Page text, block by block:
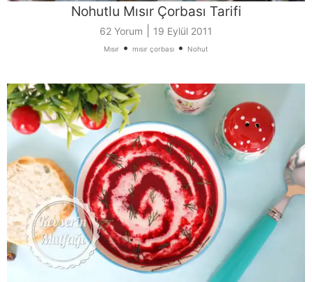
Nohutlu Mısır Çorbası Tarifi
62 Yorum 19 Eylül 2011
Mısır • mısır çorbası • Nohut